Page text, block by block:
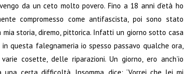
da un ceto molto povero. Fino a 18 anni d’età ho
compromesso come antifascista, poi sono stato
storia, diremo, pittorica. Infatti un giorno sotto casa
questa falegnameria io spesso passavo qualche ora,
cosette, delle riparazioni. Un giorno, ero anch’io